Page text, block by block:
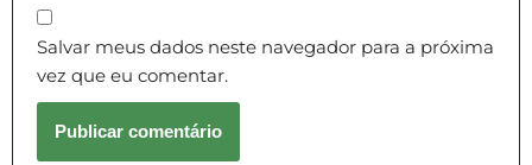
Salvar meus dados neste navegador para a próxima
vez que eu comentar.